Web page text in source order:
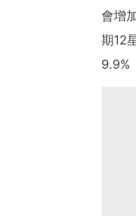
會增
期12
9.9%